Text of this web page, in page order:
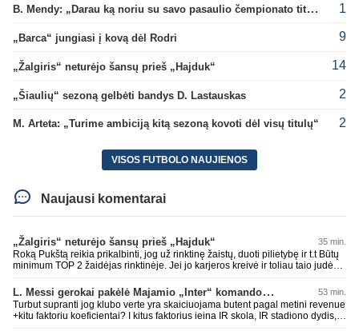
B. Mendy: „Darau ką noriu su savo pasaulio čempionato titulu“ 1
„Barca“ jungiasi į kovą dėl Rodri 9
„Žalgiris“ neturėjo šansų prieš „Hajduk“ 14
„Šiaulių“ sezoną gelbėti bandys D. Lastauskas 2
M. Arteta: „Turime ambiciją kitą sezoną kovoti dėl visų titulų“ 2
VISOS FUTBOLO NAUJIENOS
Naujausi komentarai
„Žalgiris“ neturėjo šansų prieš „Hajduk“ 35 min.
Roką Pukštą reikia prikalbinti, jog už rinktinę žaistų, duoti pilietybę ir t.t Būtų
minimum TOP 2 žaidėjas rinktinėje. Jei jo karjeros kreivė ir toliau taio judės,
L. Messi gerokai pakėlė Majamio „Inter“ komandos vertę 53 min.
Turbut supranti jog klubo verte yra skaiciuojama butent pagal metini revenue
+kitu faktoriu koeficientai? I kitus faktorius ieina IR skola, IR stadiono dydis,